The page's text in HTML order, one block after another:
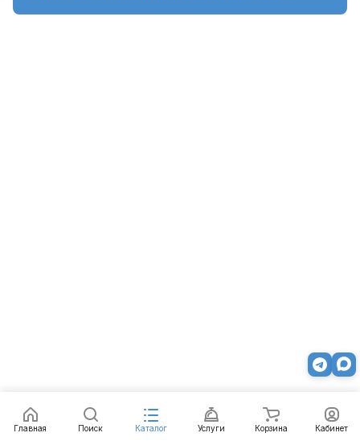
Главная Поиск Каталог Услуги Корзина Кабинет